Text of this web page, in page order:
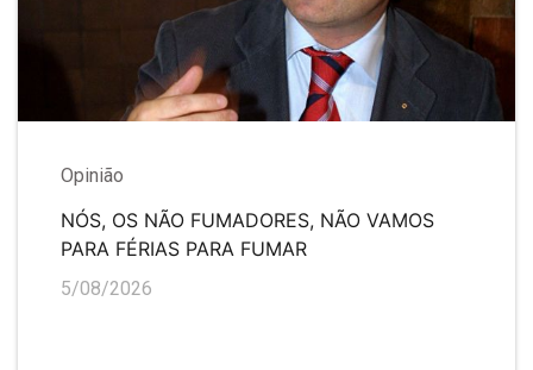
Opinião
NÓS, OS NÃO FUMADORES, NÃO VAMOS
PARA FÉRIAS PARA FUMAR
5/08/2026